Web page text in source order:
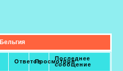
Бельгия
ОтветовПросмотров
Последнее
сообщение